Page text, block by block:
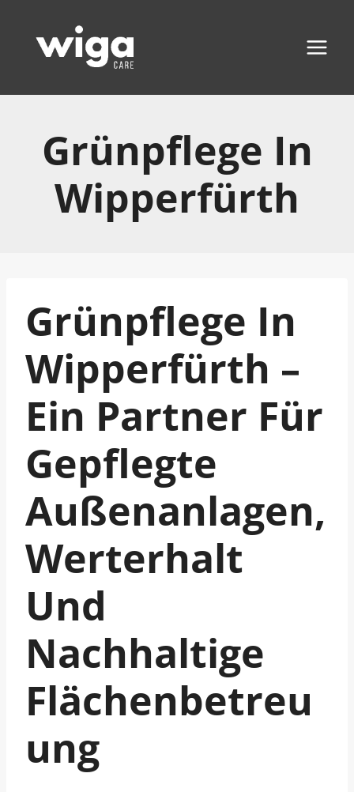
Inhalt
springen
Grünpflege In
Wipperfürth
Grünpflege In
Wipperfürth –
Ein Partner Für
Gepflegte
Außenanlagen,
Werterhalt
Und
Nachhaltige
Flächenbetreu
Ung